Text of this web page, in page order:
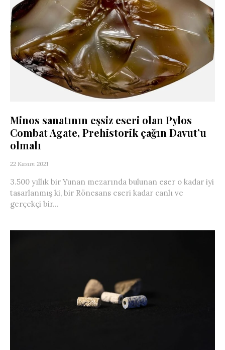
Minos sanatının eşsiz eseri olan Pylos
Combat Agate, Prehistorik çağın Davut’u
olmalı
22 Kasım 2021
3.500 yıllık bir Yunan mezarında bulunan eser o kadar iyi
tasarlanmış ki, bir Rönesans eseri kadar canlı ve
gerçekçi bir...